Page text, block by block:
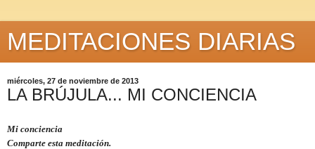
MEDITACIONES DIARIAS
miércoles, 27 de noviembre de 2013
LA BRÚJULA... MI CONCIENCIA
Mi conciencia
Comparte esta meditación.